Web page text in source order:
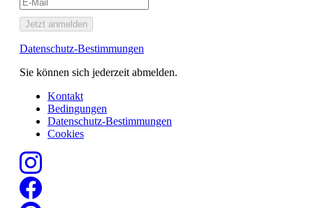
Jetzt anmelden
Datenschutz-Bestimmungen
Sie können sich jederzeit abmelden.
Kontakt
Bedingungen
Datenschutz-Bestimmungen
Cookies